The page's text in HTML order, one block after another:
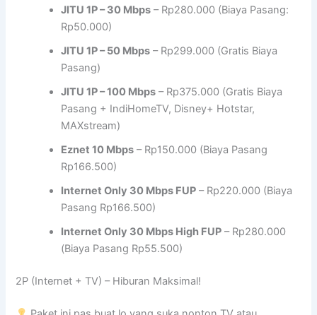
JITU 1P – 30 Mbps – Rp280.000 (Biaya Pasang:
Rp50.000)
JITU 1P – 50 Mbps – Rp299.000 (Gratis Biaya
Pasang)
JITU 1P – 100 Mbps – Rp375.000 (Gratis Biaya
Pasang + IndiHomeTV, Disney+ Hotstar,
MAXstream)
Eznet 10 Mbps – Rp150.000 (Biaya Pasang
Rp166.500)
Internet Only 30 Mbps FUP – Rp220.000 (Biaya
Pasang Rp166.500)
Internet Only 30 Mbps High FUP – Rp280.000
(Biaya Pasang Rp55.500)
2P (Internet + TV) – Hiburan Maksimal!